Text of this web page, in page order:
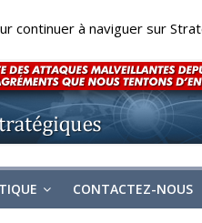
CONTACTEZ-NOUS
continuer à naviguer sur